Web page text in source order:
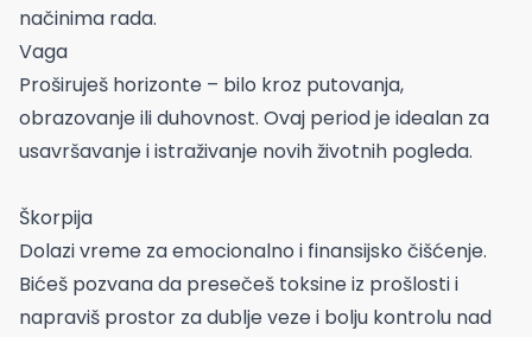
načinima rada.
Vaga
Proširuješ horizonte – bilo kroz putovanja,
obrazovanje ili duhovnost. Ovaj period je idealan za
usavršavanje i istraživanje novih životnih pogleda.
Škorpija
Dolazi vreme za emocionalno i finansijsko čišćenje.
Bićeš pozvana da presečeš toksine iz prošlosti i
napraviš prostor za dublje veze i bolju kontrolu nad